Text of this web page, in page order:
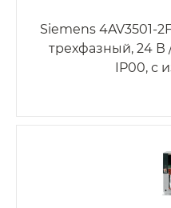
Siemens 4AV3501-
трехфазный, 24
IP00, с